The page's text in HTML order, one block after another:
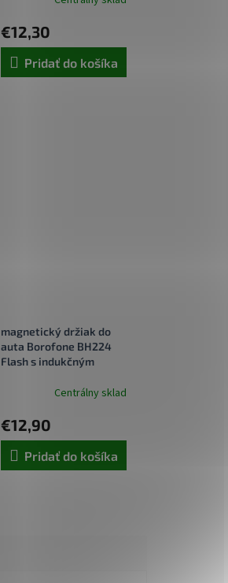
magnetický držiak do
auta Borofone BH224
Flash s indukčným
Centrálny sklad
€12,90
Pridať do košíka
€12,30
Pridať do košíka